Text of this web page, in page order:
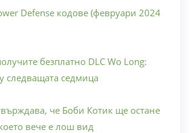
Defense кодове (февруари 2024
безплатно DLC Wo Long:
следващата седмица
че Боби Котик ще остане
вече е лош вид